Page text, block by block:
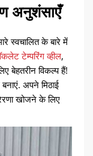
अनुशंसाएँ
स्वचालित के बारे में
टेम्परिंग व्हील,
बेहतरीन विकल्प हैं!
अपने मिठाई
खोजने के लिए